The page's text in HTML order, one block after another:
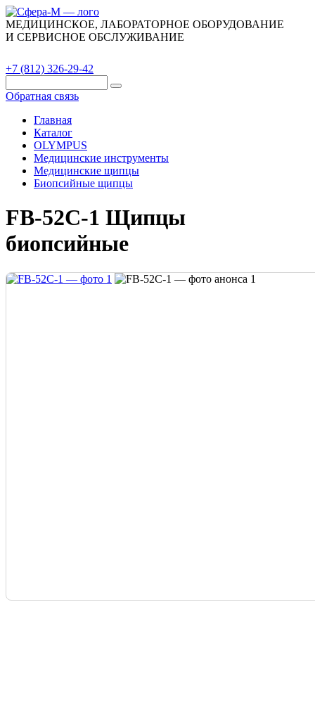
МЕДИЦИНСКОЕ, ЛАБОРАТОРНОЕ ОБОРУДОВАНИЕ
И СЕРВИСНОЕ ОБСЛУЖИВАНИЕ
+7 (812) 326-29-42
Обратная связь
Главная
Каталог
OLYMPUS
Медицинские инструменты
Медицинские щипцы
Биопсийные щипцы
FB-52C-1 Щипцы
биопсийные